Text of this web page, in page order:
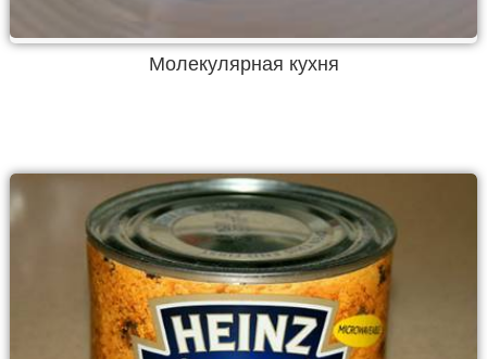
Молекулярная кухня